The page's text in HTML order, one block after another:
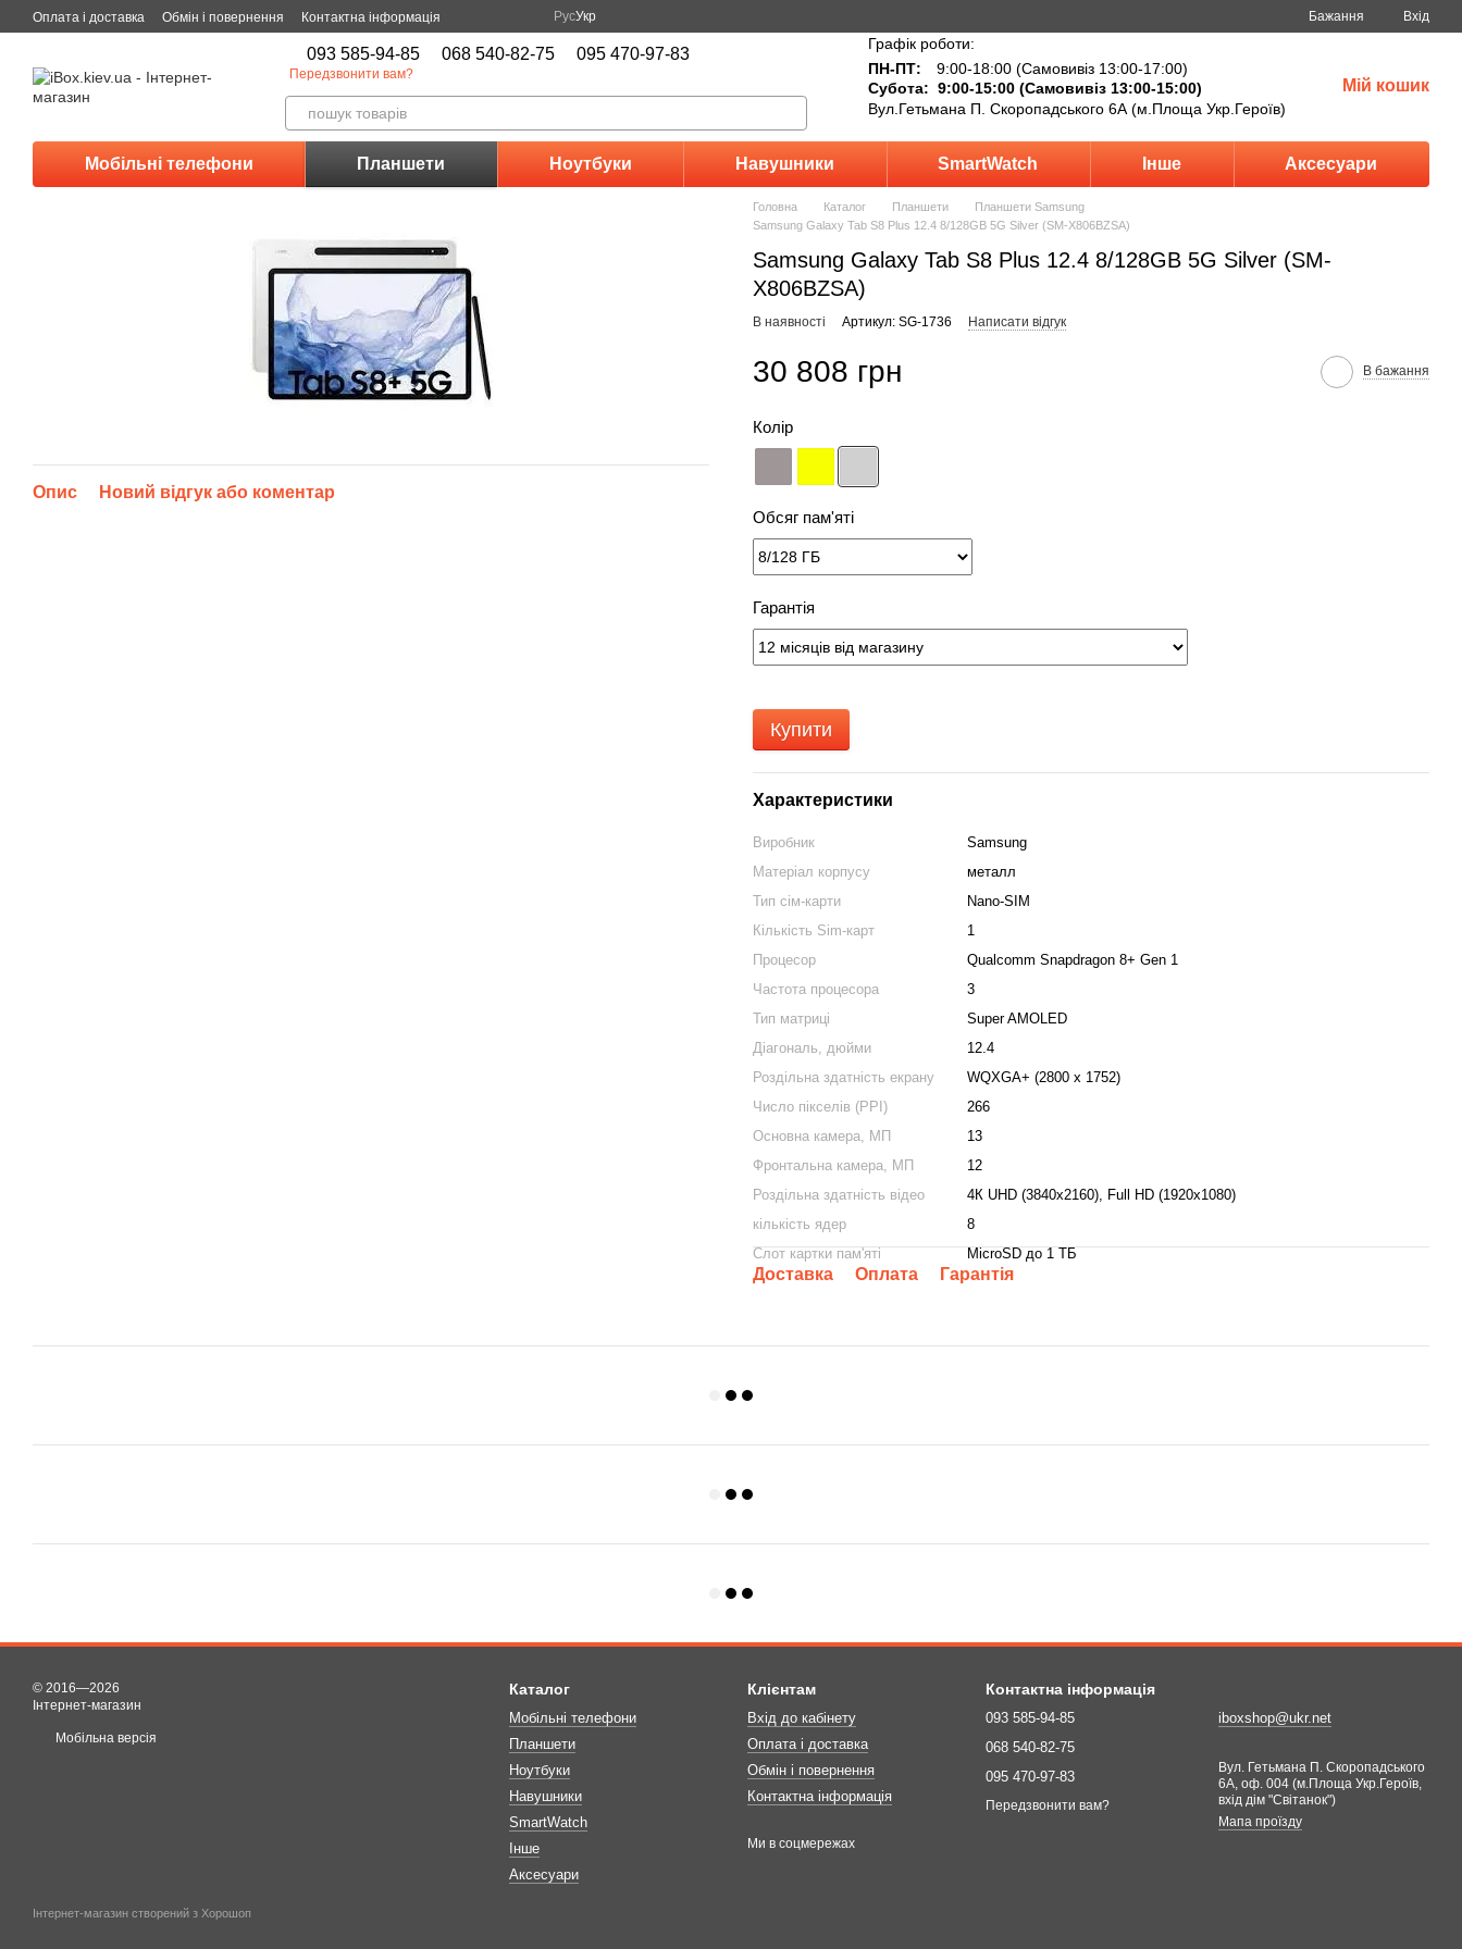
Перейти до основного контенту
Оплата і доставка Обмін і повернення Контактна інформація РусУкр Бажання Вхід
093 585-94-85 068 540-82-75 095 470-97-83
Передзвонити вам?
Графік роботи:
ПН-ПТ:
9:00-18:00 (Самовивіз 13:00-17:00)
Субота: 9:00-15:00 (Самовивіз 13:00-15:00)
Вул.Гетьмана П. Скоропадського 6А (м.Площа Укр.Героїв)
Мій кошик
Мобільні телефони Планшети Ноутбуки Навушники SmartWatch Інше Аксесуари
Опис Новий відгук або коментар
Головна Каталог Планшети
Планшети Samsung
Samsung Galaxy Tab S8 Plus 12.4 8/128GB 5G Silver (SM-X806BZSA)
Samsung Galaxy Tab S8 Plus 12.4 8/128GB 5G Silver (SM-
X806BZSA)
В наявності Артикул: SG-1736 Написати відгук
30 808 грн В бажання
Колір
Обсяг пам'яті
Гарантія
Купити
Характеристики
Виробник
Samsung
Матеріал корпусу
металл
Тип сім-карти
Nano-SIM
Кількість Sim-карт
1
Процесор
Qualcomm Snapdragon 8+ Gen 1
Частота процесора
3
Тип матриці
Super AMOLED
Діагональ, дюйми
12.4
Роздільна здатність екрану
WQXGA+ (2800 x 1752)
Число пікселів (PPI)
266
Основна камера, МП
13
Фронтальна камера, МП
12
Роздільна здатність відео
4К UHD (3840x2160), Full HD (1920х1080)
кількість ядер
8
Слот картки пам'яті
MicroSD до 1 ТБ
Доставка Оплата Гарантія
© 2016—2026
Інтернет-магазин
Мобільна версія
Інтернет-магазин створений з Хорошоп
Каталог
Мобільні телефони
Планшети
Ноутбуки
Навушники
SmartWatch
Інше
Аксесуари
Клієнтам
Вхід до кабінету
Оплата і доставка
Обмін і повернення
Контактна інформація
Ми в соцмережах
Контактна інформація
093 585-94-85
068 540-82-75
095 470-97-83
Передзвонити вам?
iboxshop@ukr.net
Вул. Гетьмана П. Скоропадського
6А, оф. 004 (м.Площа Укр.Героїв,
вхід дім "Світанок")
Мапа проїзду